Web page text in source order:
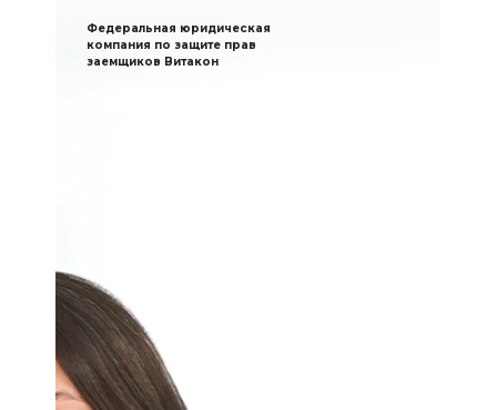
Федеральная юридическая
компания по защите прав
заемщиков Витакон